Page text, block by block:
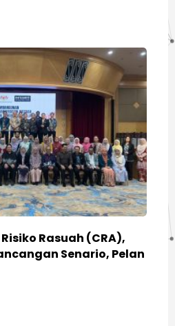
Rasuah (CRA),
Senario, Pelan